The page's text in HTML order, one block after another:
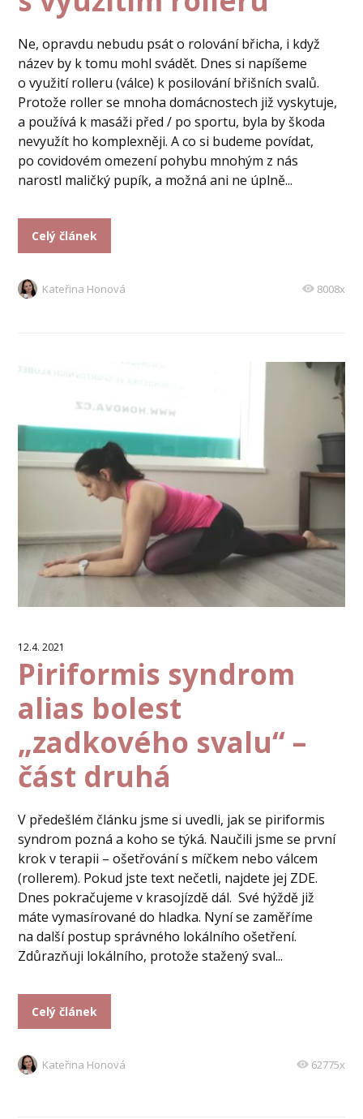
Ne, opravdu nebudu psát o rolování břicha, i když
název by k tomu mohl svádět. Dnes si napíšeme
o využití rolleru (válce) k posilování břišních svalů.
Protože roller se mnoha domácnostech již vyskytuje,
a používá k masáži před / po sportu, byla by škoda
nevyužít ho komplexněji. A co si budeme povídat,
po covidovém omezení pohybu mnohým z nás
narostl maličký pupík, a možná ani ne úplně...
Celý článek
Kateřina Honová 8008x
12.4. 2021
Piriformis syndrom
alias bolest
„zadkového svalu“ –
část druhá
V předešlém článku jsme si uvedli, jak se piriformis
syndrom pozná a koho se týká. Naučili jsme se první
krok v terapii – ošetřování s míčkem nebo válcem
(rollerem). Pokud jste text nečetli, najdete jej ZDE.
Dnes pokračujeme v krasojízdě dál. Své hýždě již
máte vymasírované do hladka. Nyní se zaměříme
na další postup správného lokálního ošetření.
Zdůrazňuji lokálního, protože stažený sval...
Celý článek
Kateřina Honová 62775x